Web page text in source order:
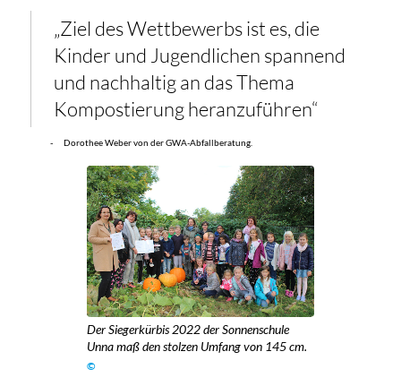
„Ziel des Wettbewerbs ist es, die
Kinder und Jugendlichen spannend
und nachhaltig an das Thema
Kompostierung heranzuführen“
- Dorothee Weber von der GWA-Abfallberatung.
Der Siegerkürbis 2022 der Sonnenschule
Unna maß den stolzen Umfang von 145 cm.
©